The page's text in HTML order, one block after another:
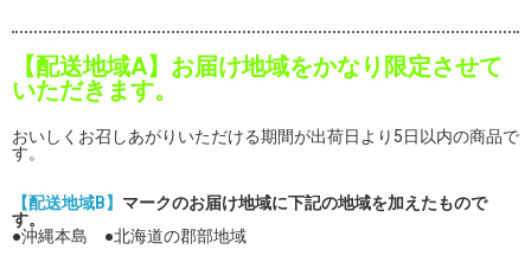
【配送地域A】お届け地域をかなり限定させて
いただきます。
おいしくお召しあがりいただける期間が出荷日より5日以内の商品で
す。
【配送地域B】 マークのお届け地域に下記の地域を加えたもので
す。
●沖縄本島 ●北海道の郡部地域